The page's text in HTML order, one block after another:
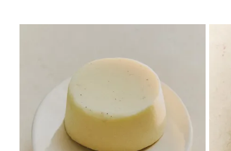
تم تغيير الصورة إلى 1 من 5